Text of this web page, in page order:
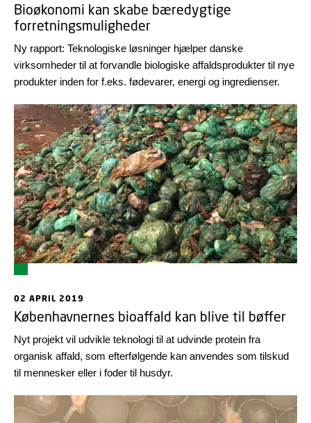
Bioøkonomi kan skabe bæredygtige
forretningsmuligheder
Ny rapport: Teknologiske løsninger hjælper danske
virksomheder til at forvandle biologiske affaldsprodukter til nye
produkter inden for f.eks. fødevarer, energi og ingredienser.
02 APRIL 2019
Københavnernes bioaffald kan blive til bøffer
Nyt projekt vil udvikle teknologi til at udvinde protein fra
organisk affald, som efterfølgende kan anvendes som tilskud
til mennesker eller i foder til husdyr.